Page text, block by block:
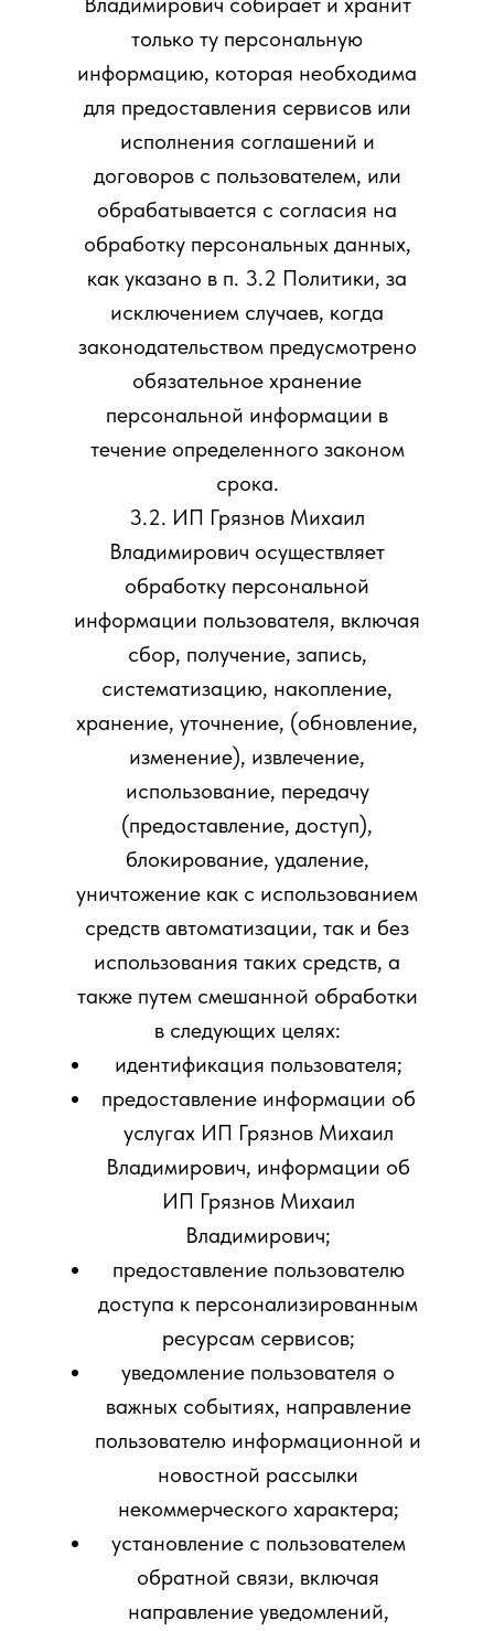
только ту персональную
информацию, которая необходима
для предоставления сервисов или
исполнения соглашений и
договоров с пользователем, или
обрабатывается с согласия на
обработку персональных данных,
как указано в п. 3.2 Политики, за
исключением случаев, когда
законодательством предусмотрено
обязательное хранение
персональной информации в
течение определенного законом
срока.
3.2. ИП Грязнов Михаил
Владимирович осуществляет
обработку персональной
информации пользователя, включая
сбор, получение, запись,
систематизацию, накопление,
хранение, уточнение, (обновление,
изменение), извлечение,
использование, передачу
(предоставление, доступ),
блокирование, удаление,
уничтожение как с использованием
средств автоматизации, так и без
использования таких средств, а
также путем смешанной обработки
в следующих целях:
идентификация пользователя;
предоставление информации об
услугах ИП Грязнов Михаил
Владимирович, информации об
ИП Грязнов Михаил
Владимирович;
предоставление пользователю
доступа к персонализированным
ресурсам сервисов;
уведомление пользователя о
важных событиях, направление
пользователю информационной и
новостной рассылки
некоммерческого характера;
установление с пользователем
обратной связи, включая
направление уведомлений,